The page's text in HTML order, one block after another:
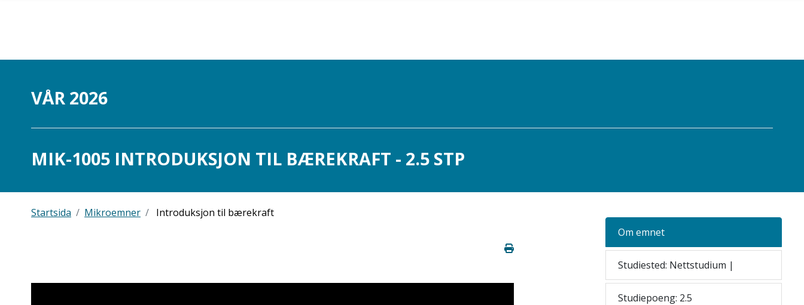
VÅR 2026
MIK-1005 INTRODUKSJON TIL BÆREKRAFT - 2.5 STP
Startsida Mikroemner Introduksjon til bærekraft
Om emnet
Studiested: Nettstudium |
Studiepoeng: 2.5